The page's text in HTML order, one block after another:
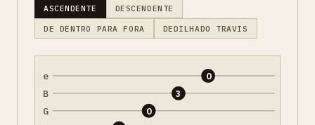
ASCENDENTE DESCENDENTE
DE DENTRO PARA FORA DEDILHADO TRAVIS
e
B
G 0
3
0